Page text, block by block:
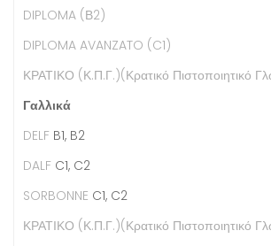
DIPLOMA (Β2)
DIPLOMA AVANZATO (C1)
ΚΡΑΤΙΚΟ (Κ.Π.Γ.)(Κρατικό Πιστοποιητικό
Γαλλικά
DELF B1, B2
DALF C1, C2
SORBONNE C1, C2
ΚΡΑΤΙΚΟ (Κ.Π.Γ.)(Κρατικό Πιστοποιητικό